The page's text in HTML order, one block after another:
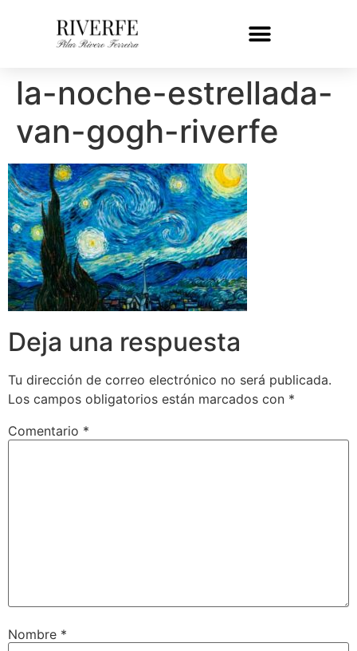
la-noche-estrellada-
van-gogh-riverfe
Deja una respuesta
Tu dirección de correo electrónico no será publicada.
Los campos obligatorios están marcados con *
Comentario *
Nombre *